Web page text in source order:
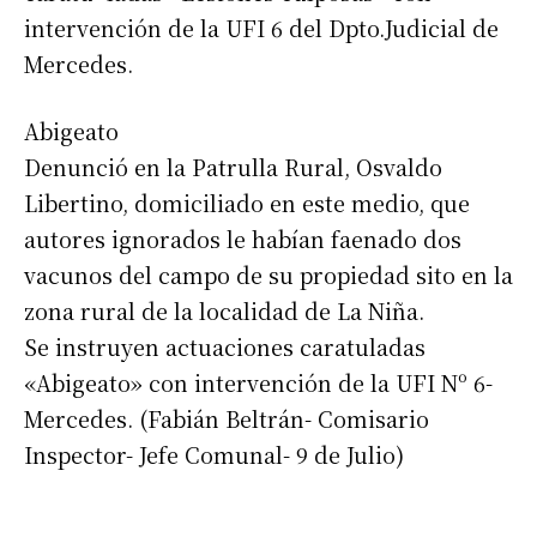
intervención de la UFI 6 del Dpto.Judicial de
Mercedes.
Abigeato
Denunció en la Patrulla Rural, Osvaldo
Libertino, domiciliado en este medio, que
autores ignorados le habían faenado dos
vacunos del campo de su propiedad sito en la
zona rural de la localidad de La Niña.
Se instruyen actuaciones caratuladas
«Abigeato» con intervención de la UFI Nº 6-
Mercedes. (Fabián Beltrán- Comisario
Inspector- Jefe Comunal- 9 de Julio)